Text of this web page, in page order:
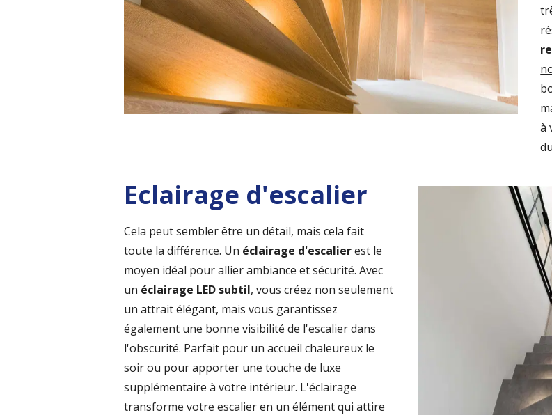
à
Eclairage d'escalier
Cela peut sembler être un détail, mais cela fait
toute la différence. Un éclairage d'escalierest le
moyen idéal pour allier ambiance et sécurité. Avec
un éclairage LED subtil, vous créez non seulement
un attrait élégant, mais vous garantissez
également une bonne visibilité de l'escalier dans
l'obscurité. Parfait pour un accueil chaleureux le
soir ou pour apporter une touche de luxe
supplémentaire à votre intérieur. L'éclairage
transforme votre escalier en un élément qui attire